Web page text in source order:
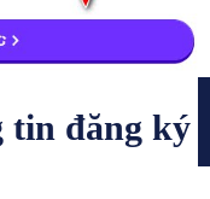
tin đăng ký